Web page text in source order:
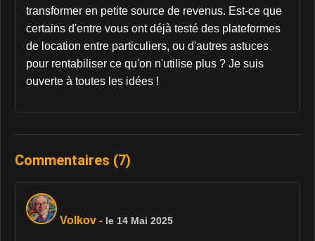
transformer en petite source de revenus. Est-ce que
certains d'entre vous ont déjà testé des plateformes
de location entre particuliers, ou d'autres astuces
pour rentabiliser ce qu'on n'utilise plus ? Je suis
ouverte à toutes les idées !
Commentaires (7)
Volkov - le 14 Mai 2025